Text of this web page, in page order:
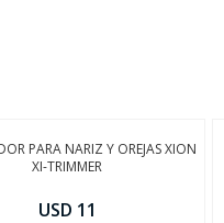
PARA NARIZ Y OREJAS XION
XI-TRIMMER
USD 11